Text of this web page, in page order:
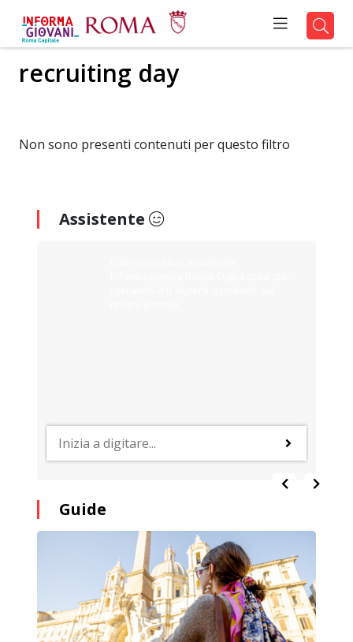
recruiting day
Non sono presenti contenuti per questo filtro
Assistente
Guide